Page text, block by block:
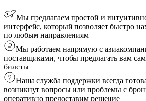
Мы предлагаем простой и
интерфейс, который позволяет быстро
по любым направлениям
Мы работаем напрямую с
поставщиками, чтобы предлагать вам
билеты
Наша служба поддержки всегда
возникнут вопросы или проблемы с
оперативно предоставим решение